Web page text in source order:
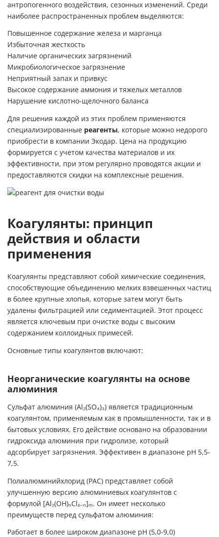
антропогенного воздействия, сезонных изменений. Среди
наиболее распространенных проблем выделяются:
Повышенное содержание железа и марганца
Избыточная жесткость
Наличие органических загрязнений
Микробиологическое загрязнение
Неприятный запах и привкус
Высокое содержание аммония и тяжелых металлов
Нарушение кислотно-щелочного баланса
Для решения каждой из этих проблем применяются
специализированные реагенты, которые можно недорого
приобрести в компании Экодар. Цена на продукцию
формируется с учетом качества материалов и их
эффективности, при этом регулярно проводятся акции и
предоставляются скидки на комплексные решения.
Коагулянты: принцип
действия и области
применения
Коагулянты представляют собой химические соединения,
способствующие объединению мелких взвешенных частиц
в более крупные хлопья, которые затем могут быть
удалены фильтрацией или седиментацией. Этот процесс
является ключевым при очистке воды с высоким
содержанием коллоидных примесей.
Основные типы коагулянтов включают:
Неорганические коагулянты на основе
алюминия
Сульфат алюминия (Al₂(SO₄)₃) является традиционным
коагулянтом, применяемым как в промышленности, так и в
бытовых условиях. Его действие основано на образовании
гидроксида алюминия при гидролизе, который
адсорбирует загрязнения. Эффективен в диапазоне pH 5,5-
7,5.
Полиалюминийхлорид (PAC) представляет собой
улучшенную версию алюминиевых коагулянтов с
формулой [Al₂(OH)ₙCl₆₋ₙ]ₘ. Он имеет несколько
преимуществ перед сульфатом алюминия:
Работает в более широком диапазоне pH (5,0-9,0)